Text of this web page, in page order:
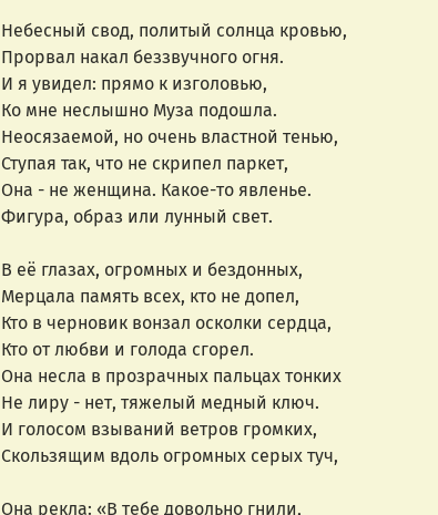
Небесный свод, политый солнца кровью,
Прорвал накал беззвучного огня.
И я увидел: прямо к изголовью,
Ко мне неслышно Муза подошла.
Неосязаемой, но очень властной тенью,
Ступая так, что не скрипел паркет,
Она - не женщина. Какое-то явленье.
Фигура, образ или лунный свет.
В её глазах, огромных и бездонных,
Мерцала память всех, кто не допел,
Кто в черновик вонзал осколки сердца,
Кто от любви и голода сгорел.
Она несла в прозрачных пальцах тонких
Не лиру - нет, тяжелый медный ключ.
И голосом взываний ветров громких,
Скользящим вдоль огромных серых туч,
Она рекла: «В тебе довольно гнили,